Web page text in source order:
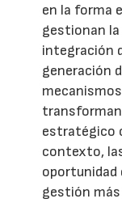
en la forma
gestionan
integración
generación
estratégico
contexto,
oportunidad
gestión